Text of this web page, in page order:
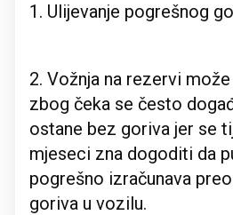
1. Ulijevanje pogrešnog
2. Vožnja na rezervi
zbog čeka se često
ostane bez goriva jer se
mjeseci zna dogoditi da
pogrešno izračunava
goriva u vozilu.